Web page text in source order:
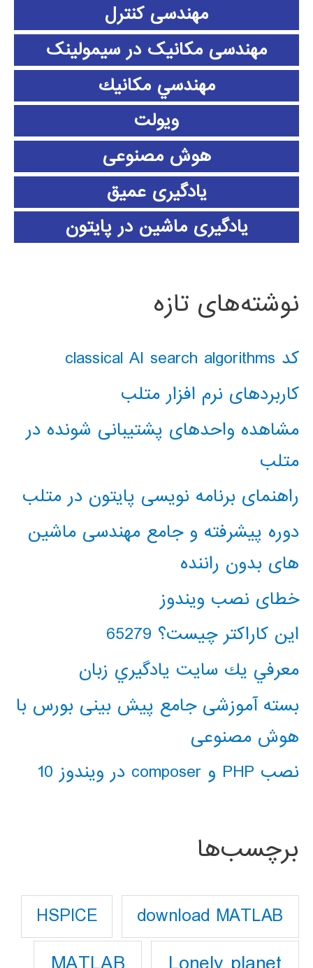
مهندسی کنترل
مهندسی مکانیک در سیمولینک
مهندسي مكانيك
ویولت
هوش مصنوعی
یادگیری عمیق
یادگیری ماشین در پایتون
نوشته‌های تازه
کد classical AI search algorithms
کاربردهای نرم افزار متلب
مشاهده واحدهای پشتیبانی شونده در
متلب
راهنمای برنامه نویسی پایتون در متلب
دوره پیشرفته و جامع مهندسی ماشین
های بدون راننده
خطای نصب ویندوز
این کاراکتر چیست؟ 65279
معرفي يك سايت يادگيري زبان
بسته آموزشی جامع پیش بینی بورس با
هوش مصنوعی
نصب PHP و composer در ویندوز 10
برچسب‌ها
download MATLAB
HSPICE